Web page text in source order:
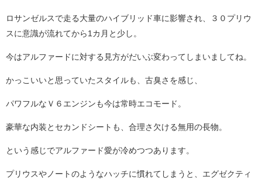
ロサンゼルスで走る大量のハイブリッド車に影響され、３０プリウ
スに意識が流れてから1カ月と少し。
今はアルファードに対する見方がだいぶ変わってしまいましてね。
かっこいいと思っていたスタイルも、古臭さを感じ、
パワフルなＶ６エンジンも今は常時エコモード。
豪華な内装とセカンドシートも、合理さ欠ける無用の長物。
という感じでアルファード愛が冷めつつあります。
プリウスやノートのようなハッチに慣れてしまうと、エグゼクティ